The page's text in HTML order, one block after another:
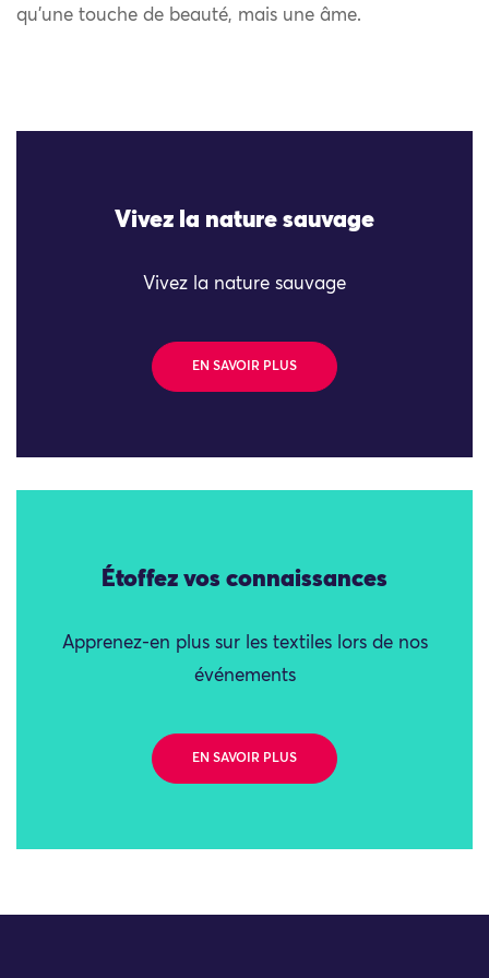
qu’une touche de beauté, mais une âme.
Vivez la nature sauvage
Vivez la nature sauvage
EN SAVOIR PLUS
Étoffez vos connaissances
Apprenez-en plus sur les textiles lors de nos
événements
EN SAVOIR PLUS